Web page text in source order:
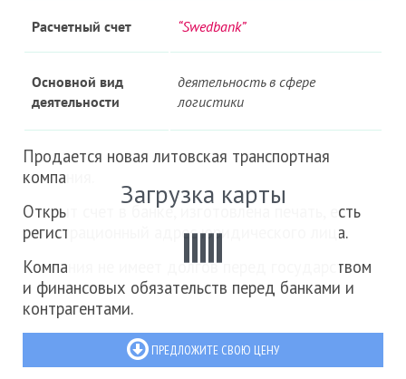
Расчетный счет “Swedbank”
Основной вид
деятельности
деятельность в сфере
логистики
Продается новая литовская транспортная
компания.
Открыт счет в банке, изготовлена печать, есть
регистрационный адрес юридического лица.
Компания не имеет долгов перед государством
и финансовых обязательств перед банками и
контрагентами.
ПРЕДЛОЖИТЕ СВОЮ ЦЕНУ
Загрузка карты